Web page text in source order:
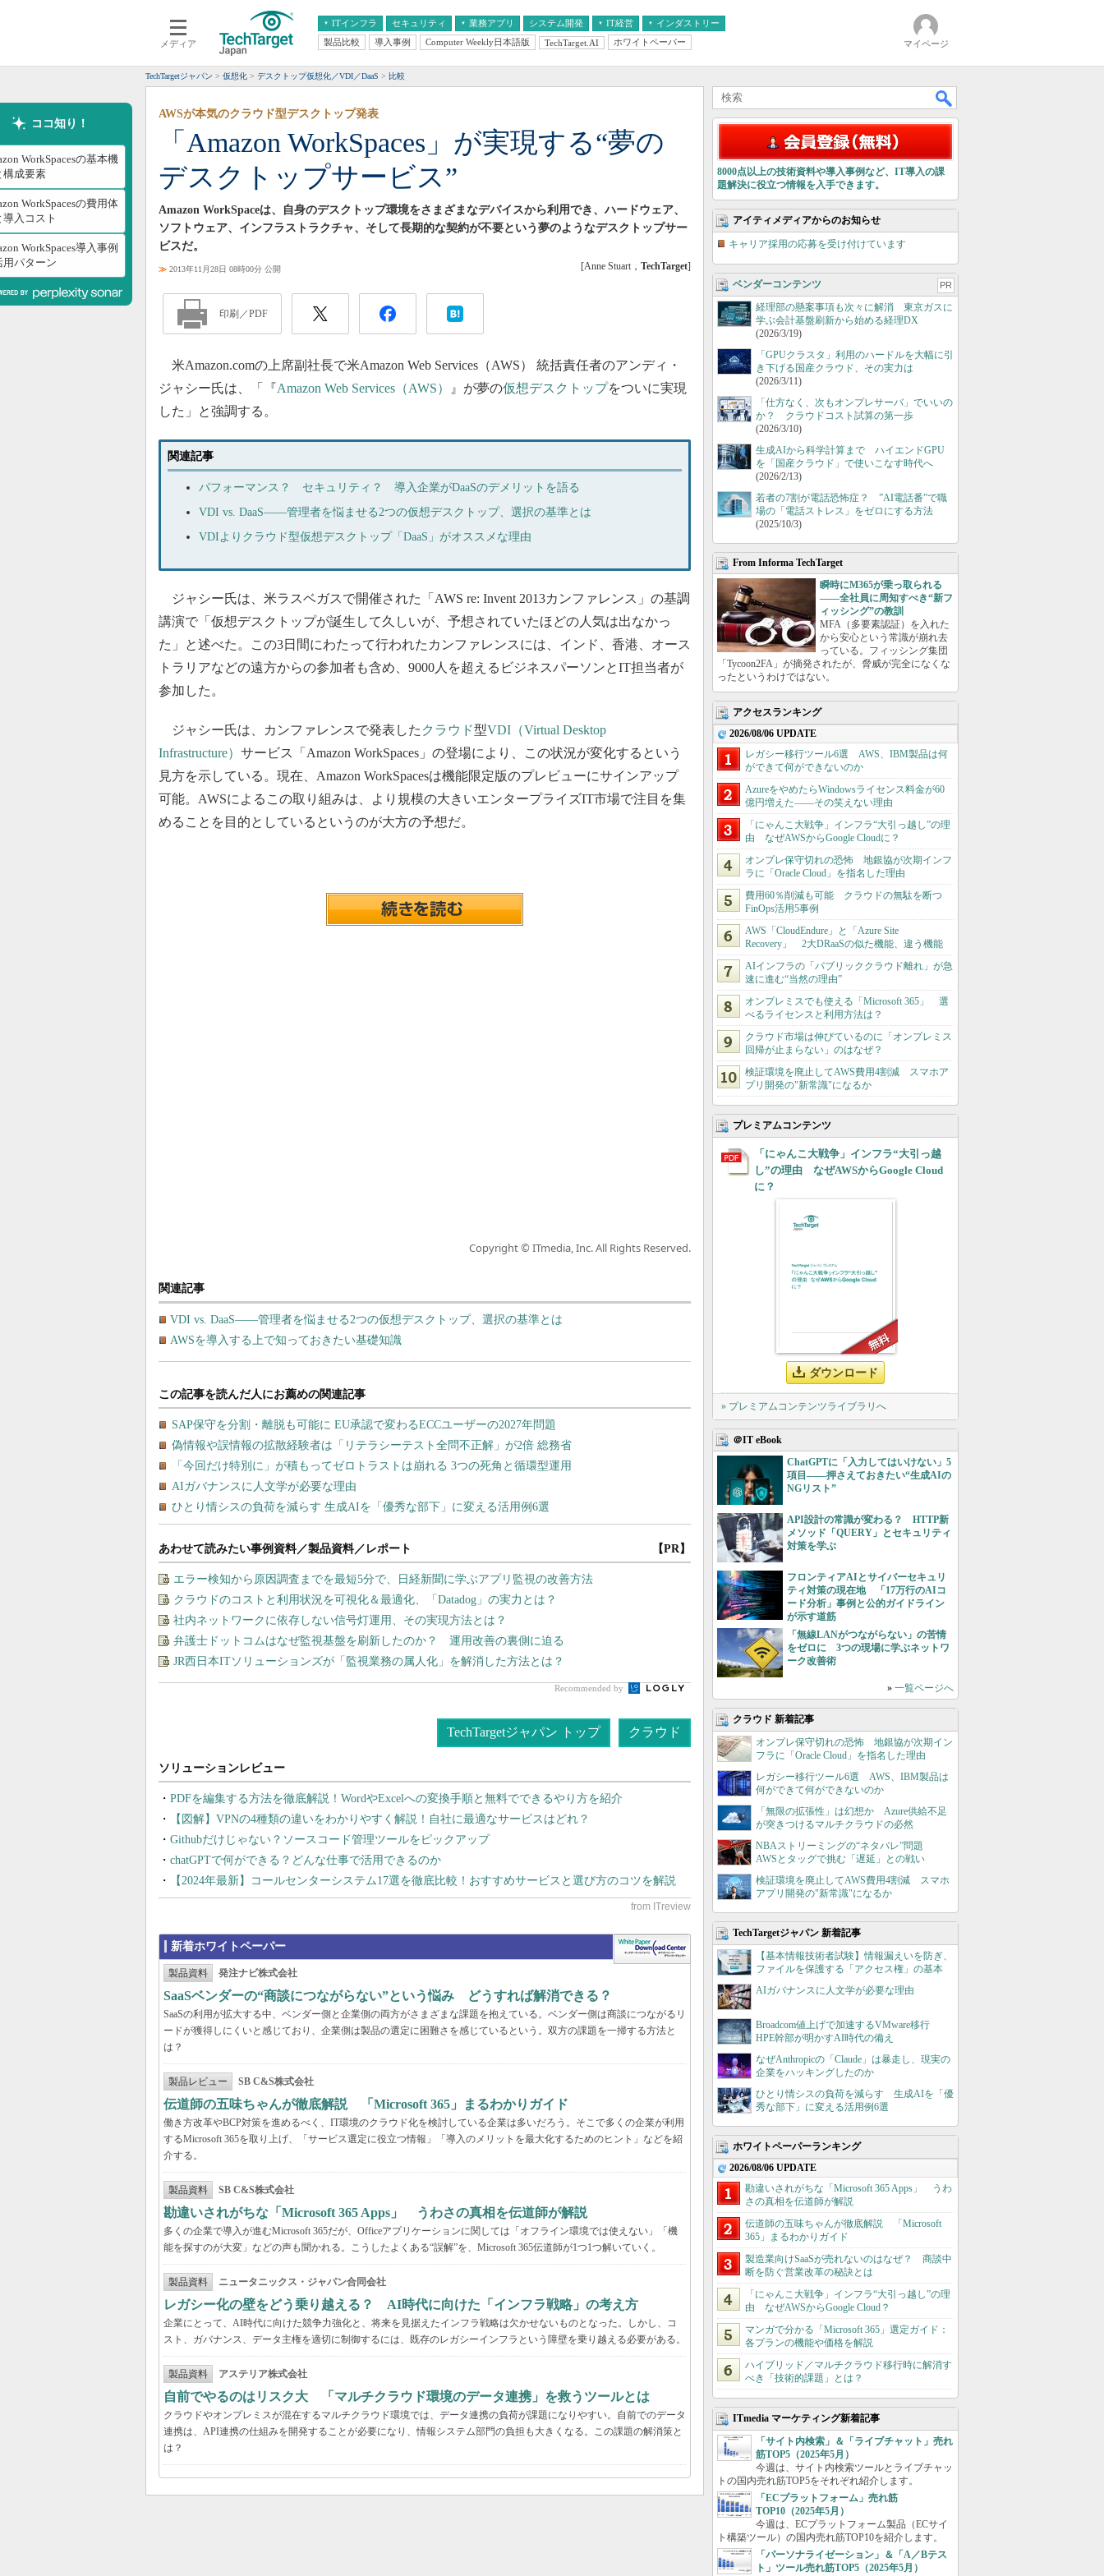
メディア
ITインフラ
クラウド
スマートモバイル
ネットワーク
システム運用管理
セキュリティ 業務アプリ
エンタープライズAI
ERP
CX
情報系システム
システム開発 IT経営
経営とIT
インダストリー
医療IT
製品比較 導入事例 Computer Weekly日本語版 TechTarget.AI ホワイトペーパー マイページ
TechTargetジャパン 仮想化 デスクトップ仮想化／VDI／DaaS 比較
ココ知り！
WorkSpacesの基本機
構成要素
WorkSpacesの費用体
導入コスト
WorkSpaces導入事例
用パターン
「Amazon WorkSpaces」が実現する“夢の
デスクトップサービス”
AWSが本気のクラウド型デスクトップ発表
Amazon WorkSpaceは、自身のデスクトップ環境をさまざまなデバイスから利用でき、ハードウェア、
ソフトウェア、インフラストラクチャ、そして長期的な契約が不要という夢のようなデスクトップサー
ビスだ。
≫ 2013年11月28日 08時00分 公開 [Anne Stuart， TechTarget]
印刷／PDF
米Amazon.comの上席副社長で米Amazon Web Services（AWS） 統括責任者のアンディ・
ジャシー氏は、「『Amazon Web Services（AWS） 』が夢の仮想デスクトップをついに実現
した」と強調する。
関連記事
パフォーマンス？ セキュリティ？ 導入企業がDaaSのデメリットを語る
VDI vs. DaaS――管理者を悩ませる2つの仮想デスクトップ、選択の基準とは
VDIよりクラウド型仮想デスクトップ「DaaS」がオススメな理由
ジャシー氏は、米ラスベガスで開催された「AWS re: Invent 2013カンファレンス」の基調
講演で「仮想デスクトップが誕生して久しいが、予想されていたほどの人気は出なかっ
た」と述べた。この3日間にわたって行われたカンファレンスには、インド、香港、オース
トラリアなどの遠方からの参加者も含め、9000人を超えるビジネスパーソンとIT担当者が
参加した。
ジャシー氏は、カンファレンスで発表した クラウド型VDI（Virtual Desktop
Infrastructure） サービス「Amazon WorkSpaces」の登場により、この状況が変化するという
見方を示している。現在、Amazon WorkSpacesは機能限定版のプレビューにサインアップ
可能。AWSによるこの取り組みは、より規模の大きいエンタープライズIT市場で注目を集
めることを目的としているというのが大方の予想だ。
Copyright © ITmedia, Inc. All Rights Reserved.
関連記事
VDI vs. DaaS――管理者を悩ませる2つの仮想デスクトップ、選択の基準とは
AWSを導入する上で知っておきたい基礎知識
あわせて読みたい事例資料／製品資料／レポート 【PR】
エラー検知から原因調査までを最短5分で、日経新聞に学ぶアプリ監視の改善方法
クラウドのコストと利用状況を可視化＆最適化、「Datadog」の実力とは？
社内ネットワークに依存しない信号灯運用、その実現方法とは？
弁護士ドットコムはなぜ監視基盤を刷新したのか？ 運用改善の裏側に迫る
JR西日本ITソリューションズが「監視業務の属人化」を解消した方法とは？
Recommended by
TechTargetジャパン トップ クラウド
PDFを編集する方法を徹底解説！WordやExcelへの変換手順と無料でできるやり方を紹介
【図解】VPNの4種類の違いをわかりやすく解説！自社に最適なサービスはどれ？
Githubだけじゃない？ソースコード管理ツールをピックアップ
chatGPTで何ができる？どんな仕事で活用できるのか
【2024年最新】コールセンターシステム17選を徹底比較！おすすめサービスと選び方のコツを解説
新着ホワイトペーパー
製品資料 発注ナビ株式会社
SaaSベンダーの“商談につながらない”という悩み どうすれば解消できる？
SaaSの利用が拡大する中、ベンダー側と企業側の両方がさまざまな課題を抱えている。ベンダー側は商談につながるリ
ードが獲得しにくいと感じており、企業側は製品の選定に困難さを感じているという。双方の課題を一掃する方法と
は？
製品レビュー SB C&S株式会社
伝道師の五味ちゃんが徹底解説 「Microsoft 365」まるわかりガイド
働き方改革やBCP対策を進めるべく、IT環境のクラウド化を検討している企業は多いだろう。そこで多くの企業が利用
するMicrosoft 365を取り上げ、「サービス選定に役立つ情報」「導入のメリットを最大化するためのヒント」などを紹
介する。
製品資料 SB C&S株式会社
勘違いされがちな「Microsoft 365 Apps」 うわさの真相を伝道師が解説
多くの企業で導入が進むMicrosoft 365だが、Officeアプリケーションに関しては「オフライン環境では使えない」「機
能を探すのが大変」などの声も聞かれる。こうしたよくある“誤解”を、Microsoft 365伝道師が1つ1つ解いていく。
製品資料 ニュータニックス・ジャパン合同会社
レガシー化の壁をどう乗り越える？ AI時代に向けた「インフラ戦略」の考え方
企業にとって、AI時代に向けた競争力強化と、将来を見据えたインフラ戦略は欠かせないものとなった。しかし、コ
スト、ガバナンス、データ主権を適切に制御するには、既存のレガシーインフラという障壁を乗り越える必要がある。
製品資料 アステリア株式会社
自前でやるのはリスク大 「マルチクラウド環境のデータ連携」を救うツールとは
クラウドやオンプレミスが混在するマルチクラウド環境では、データ連携の負荷が課題になりやすい。自前でのデータ
連携は、API連携の仕組みを開発することが必要になり、情報システム部門の負担も大きくなる。この課題の解消策と
は？
8000点以上の技術資料や導入事例など、IT導入の課
題解決に役立つ情報を入手できます。
アイティメディアからのお知らせ
キャリア採用の応募を受け付けています
ベンダーコンテンツ PR
経理部の懸案事項も次々に解消 東京ガスに
学ぶ会計基盤刷新から始める経理DX
(2026/3/19)
「GPUクラスタ」利用のハードルを大幅に引
き下げる国産クラウド、その実力は
(2026/3/11)
「仕方なく、次もオンプレサーバ」でいいの
か？ クラウドコスト試算の第一歩
(2026/3/10)
生成AIから科学計算まで ハイエンドGPU
を「国産クラウド」で使いこなす時代へ
(2026/2/13)
若者の7割が電話恐怖症？ ”AI電話番”で職
場の「電話ストレス」をゼロにする方法
(2025/10/3)
From Informa TechTarget
瞬時にM365が乗っ取られる
――全社員に周知すべき“新フ
ィッシング”の教訓
MFA（多要素認証）を入れた
から安心という常識が崩れ去
っている。フィッシング集団
「Tycoon2FA」が摘発されたが、脅威が完全になくな
ったというわけではない。
アクセスランキング
2026/08/06 UPDATE
レガシー移行ツール6選 AWS、IBM製品は何
ができて何ができないのか
AzureをやめたらWindowsライセンス料金が60
億円増えた――その笑えない理由
「にゃんこ大戦争」インフラ“大引っ越し”の理
由 なぜAWSからGoogle Cloudに？
オンプレ保守切れの恐怖 地銀協が次期インフ
ラに「Oracle Cloud」を指名した理由
費用60％削減も可能 クラウドの無駄を断つ
FinOps活用5事例
AWS「CloudEndure」と「Azure Site
Recovery」 2大DRaaSの似た機能、違う機能
AIインフラの「パブリッククラウド離れ」が急
速に進む“当然の理由”
オンプレミスでも使える「Microsoft 365」 選
べるライセンスと利用方法は？
クラウド市場は伸びているのに「オンプレミス
回帰が止まらない」のはなぜ？
検証環境を廃止してAWS費用4割減 スマホア
プリ開発の"新常識"になるか
プレミアムコンテンツ
「にゃんこ大戦争」インフラ“大引っ越
し”の理由 なぜAWSからGoogle Cloud
に？
ダウンロード
» プレミアムコンテンツライブラリへ
＠IT eBook
ChatGPTに「入力してはいけない」5
項目――押さえておきたい“生成AIの
NGリスト”
API設計の常識が変わる？ HTTP新
メソッド「QUERY」とセキュリティ
対策を学ぶ
フロンティアAIとサイバーセキュリ
ティ対策の現在地 「17万行のAIコ
ード分析」事例と公的ガイドライン
が示す道筋
「無線LANがつながらない」の苦情
をゼロに 3つの現場に学ぶネットワ
ーク改善術
» 一覧ページへ
クラウド 新着記事
オンプレ保守切れの恐怖 地銀協が次期イン
フラに「Oracle Cloud」を指名した理由
レガシー移行ツール6選 AWS、IBM製品は
何ができて何ができないのか
「無限の拡張性」は幻想か Azure供給不足
が突きつけるマルチクラウドの必然
NBAストリーミングの“ネタバレ”問題
AWSとタッグで挑む「遅延」との戦い
検証環境を廃止してAWS費用4割減 スマホ
アプリ開発の"新常識"になるか
TechTargetジャパン 新着記事
【基本情報技術者試験】情報漏えいを防ぎ、
ファイルを保護する「アクセス権」の基本
AIガバナンスに人文学が必要な理由
Broadcom値上げで加速するVMware移行
HPE幹部が明かすAI時代の備え
なぜAnthropicの「Claude」は暴走し、現実の
企業をハッキングしたのか
ひとり情シスの負荷を減らす 生成AIを「優
秀な部下」に変える活用例6選
ホワイトペーパーランキング
2026/08/06 UPDATE
勘違いされがちな「Microsoft 365 Apps」 うわ
さの真相を伝道師が解説
伝道師の五味ちゃんが徹底解説 「Microsoft
365」まるわかりガイド
製造業向けSaaSが売れないのはなぜ？ 商談中
断を防ぐ営業改革の秘訣とは
「にゃんこ大戦争」インフラ“大引っ越し”の理
由 なぜAWSからGoogle Cloud？
マンガで分かる「Microsoft 365」選定ガイド：
各プランの機能や価格を解説
ハイブリッド／マルチクラウド移行時に解消す
べき「技術的課題」とは？
ITmedia マーケティング新着記事
「サイト内検索」＆「ライブチャット」売れ
筋TOP5（2025年5月）
今週は、サイト内検索ツールとライブチャッ
トの国内売れ筋TOP5をそれぞれ紹介します。
「ECプラットフォーム」売れ筋
TOP10（2025年5月）
今週は、ECプラットフォーム製品（ECサイ
ト構築ツール）の国内売れ筋TOP10を紹介します。
「パーソナライゼーション」＆「A／Bテス
ト」ツール売れ筋TOP5（2025年5月）